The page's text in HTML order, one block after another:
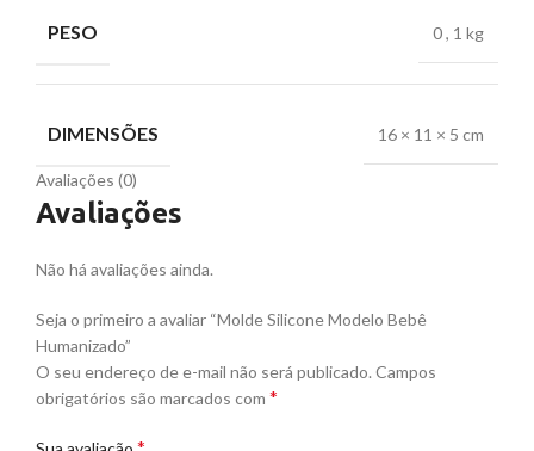
PESO 0, 1 kg
DIMENSÕES 16 × 11 × 5 cm
Avaliações (0)
Avaliações
Não há avaliações ainda.
Seja o primeiro a avaliar “Molde Silicone Modelo Bebê
Humanizado”
O seu endereço de e-mail não será publicado.Campos
obrigatórios são marcados com *